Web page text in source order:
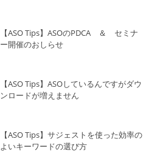
【ASO Tips】ASOのPDCA ＆ セミナ
ー開催のおしらせ
【ASO Tips】ASOしているんですがダウ
ンロードが増えません
【ASO Tips】サジェストを使った効率の
よいキーワードの選び方